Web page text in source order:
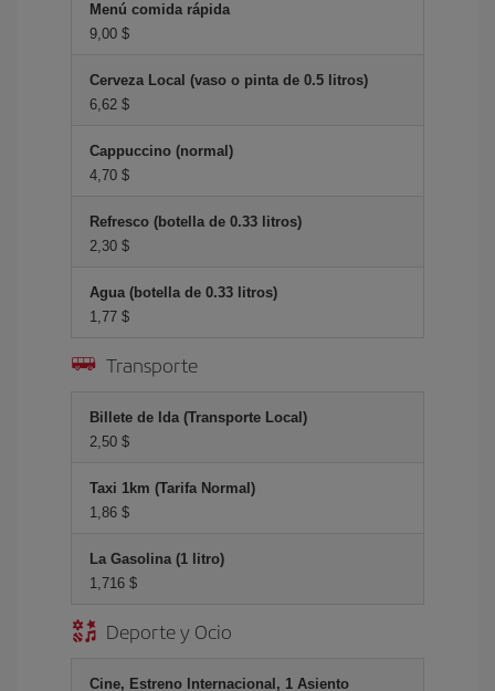
Menú comida rápida
9,00 $
Cerveza Local (vaso o pinta de 0.5 litros)
6,62 $
Cappuccino (normal)
4,70 $
Refresco (botella de 0.33 litros)
2,30 $
Agua (botella de 0.33 litros)
1,77 $
Transporte
Billete de Ida (Transporte Local)
2,50 $
Taxi 1km (Tarifa Normal)
1,86 $
La Gasolina (1 litro)
1,716 $
Deporte y Ocio
Cine, Estreno Internacional, 1 Asiento